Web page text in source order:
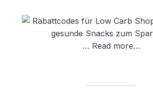
… Read more…